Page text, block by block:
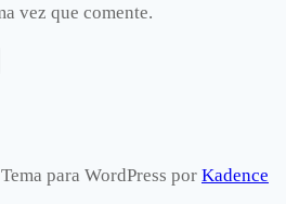
vez que comente.
para WordPress por Kadence